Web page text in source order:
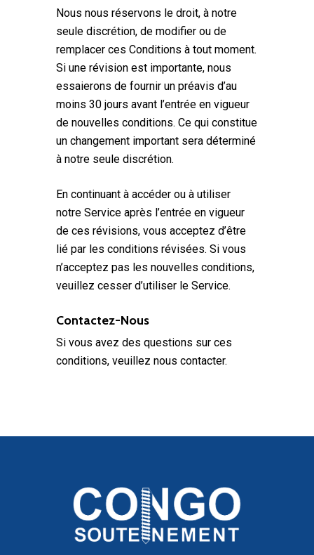
Nous nous réservons le droit, à notre
seule discrétion, de modifier ou de
remplacer ces Conditions à tout moment.
Si une révision est importante, nous
essaierons de fournir un préavis d’au
moins 30 jours avant l’entrée en vigueur
de nouvelles conditions. Ce qui constitue
un changement important sera déterminé
à notre seule discrétion.
En continuant à accéder ou à utiliser
notre Service après l’entrée en vigueur
de ces révisions, vous acceptez d’être
lié par les conditions révisées. Si vous
n’acceptez pas les nouvelles conditions,
veuillez cesser d’utiliser le Service.
Contactez-Nous
Si vous avez des questions sur ces
conditions, veuillez nous contacter.